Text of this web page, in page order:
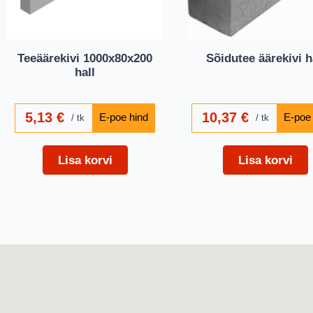
Teeäärekivi 1000x80x200
hall
5,13 € tk
Lisa korvi
Sõidutee äärekivi
10,37 € tk
Lisa korvi